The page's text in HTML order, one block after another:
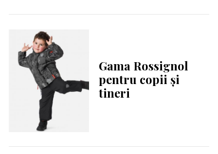
Gama Rossignol
pentru copii și
tineri